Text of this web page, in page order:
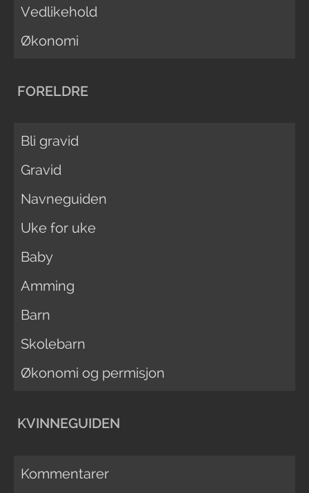
Vedlikehold
Økonomi
FORELDRE
Bli gravid
Gravid
Navneguiden
Uke for uke
Baby
Amming
Barn
Skolebarn
Økonomi og permisjon
KVINNEGUIDEN
Kommentarer